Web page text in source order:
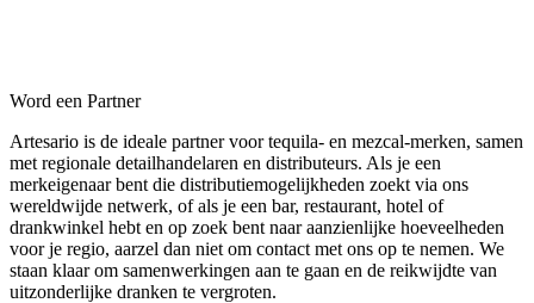
Word een Partner
Artesario is de ideale partner voor tequila- en mezcal-merken, samen
met regionale detailhandelaren en distributeurs. Als je een
merkeigenaar bent die distributiemogelijkheden zoekt via ons
wereldwijde netwerk, of als je een bar, restaurant, hotel of
drankwinkel hebt en op zoek bent naar aanzienlijke hoeveelheden
voor je regio, aarzel dan niet om contact met ons op te nemen. We
staan klaar om samenwerkingen aan te gaan en de reikwijdte van
uitzonderlijke dranken te vergroten.